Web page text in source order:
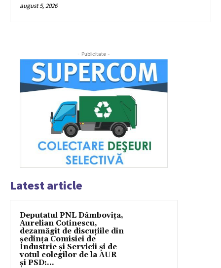
august 5, 2026
- Publicitate -
Latest article
Deputatul PNL Dâmbovița,
Aurelian Cotinescu,
dezamăgit de discuțiile din
ședința Comisiei de
Industrie și Servicii și de
votul colegilor de la AUR
și PSD:...